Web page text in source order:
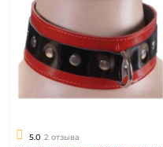
5.0 2 отзыва